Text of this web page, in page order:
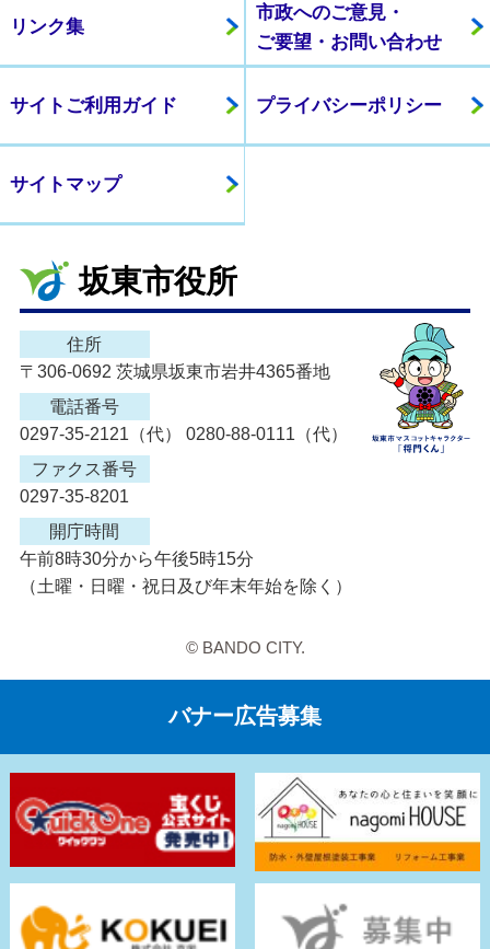
リンク集
市政へのご意見・
ご要望・お問い合わせ
サイトご利用ガイド プライバシーポリシー
サイトマップ
坂東市役所
住所
〒306-0692 茨城県坂東市岩井4365番地
電話番号
0297-35-2121（代） 0280-88-0111（代）
ファクス番号
0297-35-8201
開庁時間
午前8時30分から午後5時15分
（土曜・日曜・祝日及び年末年始を除く）
© BANDO CITY.
バナー広告募集